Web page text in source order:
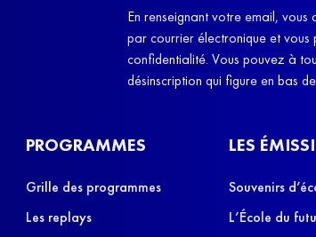
En renseignant votre email,
par courrier électronique et
confidentialité. Vous pouvez à
désinscription qui figure en bas
PROGRAMMES
Grille des programmes
Les replays
LES
Souvenirs
L’École du